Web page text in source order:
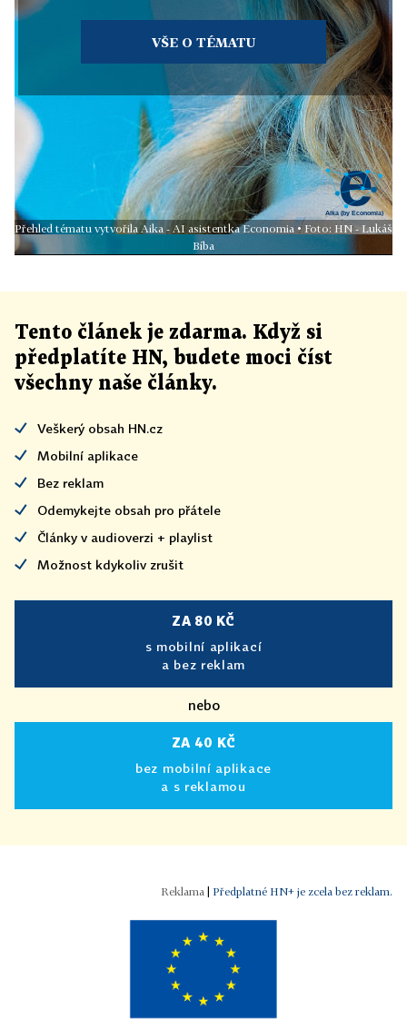
VŠE O TÉMATU
Přehled tématu vytvořila Aika - AI asistentka Economia • Foto: HN - Lukáš
Bíba
Tento článek je zdarma. Když si
předplatíte HN, budete moci číst
všechny naše články.
Veškerý obsah HN.cz
Mobilní aplikace
Bez reklam
Odemykejte obsah pro přátele
Články v audioverzi + playlist
Možnost kdykoliv zrušit
ZA 80 KČ
s mobilní aplikací
a bez reklam
nebo
ZA 40 KČ
bez mobilní aplikace
a s reklamou
Předplatné HN+ je zcela bez reklam.